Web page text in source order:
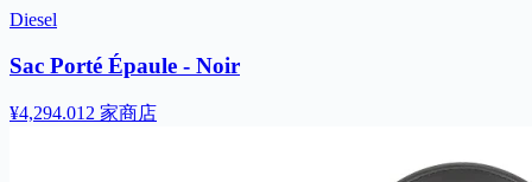
Diesel
Sac Porté Épaule - Noir
¥4,294.01 2 家商店